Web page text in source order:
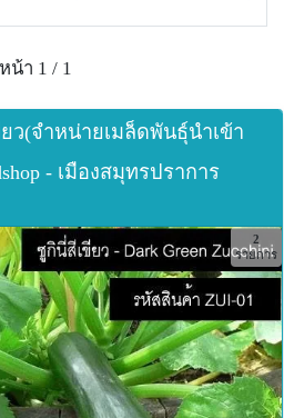
หน้า 1 / 1
ว(จำหน่ายเมล็ดพันธุ์นำเข้า
- เมืองสมุทรปราการ
2
รายการ